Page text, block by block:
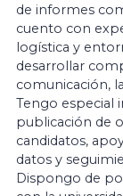
de informes
cuento con
logística y
desarrollar
comunicación,
Tengo especial
publicación de
candidatos,
datos y
Dispongo de